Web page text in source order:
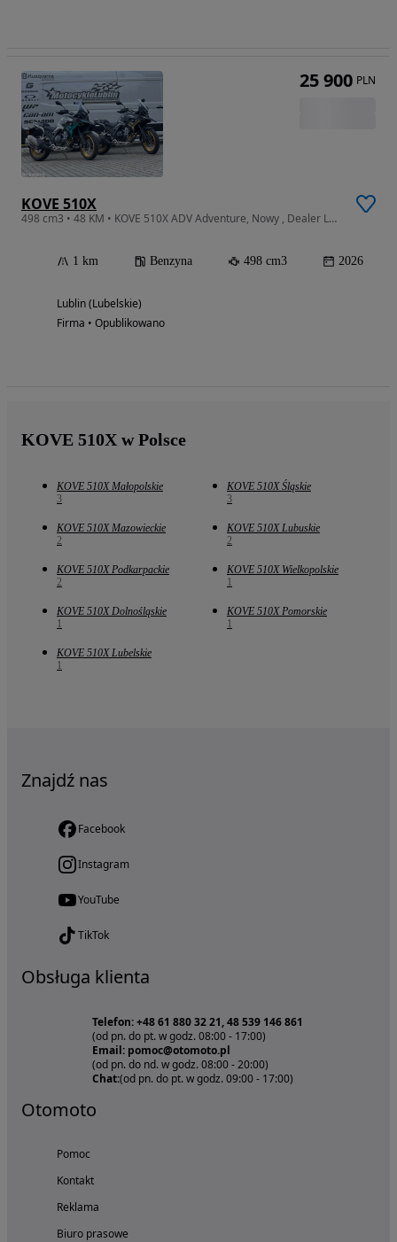
KOVE 510X
498 cm3 • 48 KM • KOVE 510X ADV Adventure, Nowy , Dealer Lublin, Transport
1 km Benzyna 498 cm3 2026
Lublin (Lubelskie)
Firma • Opublikowano
25 900 PLN
KOVE 510X w Polsce
KOVE 510X Małopolskie
3
KOVE 510X Śląskie
3
KOVE 510X Mazowieckie
2
KOVE 510X Lubuskie
2
KOVE 510X Podkarpackie
2
KOVE 510X Wielkopolskie
1
KOVE 510X Dolnośląskie
1
KOVE 510X Pomorskie
1
KOVE 510X Lubelskie
1
Znajdź nas
Facebook
Instagram
YouTube
TikTok
Obsługa klienta
Telefon: +48 61 880 32 21, 48 539 146 861
(od pn. do pt. w godz. 08:00 - 17:00)
Email: pomoc@otomoto.pl
(od pn. do nd. w godz. 08:00 - 20:00)
Chat:(od pn. do pt. w godz. 09:00 - 17:00)
Otomoto
Pomoc
Kontakt
Reklama
Biuro prasowe